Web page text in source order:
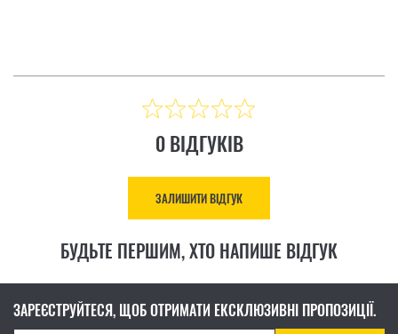
0 ВІДГУКІВ
ЗАЛИШИТИ ВІДГУК
БУДЬТЕ ПЕРШИМ, ХТО НАПИШЕ ВІДГУК
ЗАРЕЄСТРУЙТЕСЯ, ЩОБ ОТРИМАТИ ЕКСКЛЮЗИВНІ ПРОПОЗИЦІЇ.